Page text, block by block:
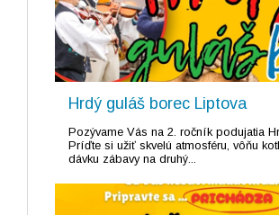
Hrdý guláš borec Liptova
Pozývame Vás na 2. ročník podujatia
Príďte si užiť skvelú atmosféru, vôňu
dávku zábavy na druhý...